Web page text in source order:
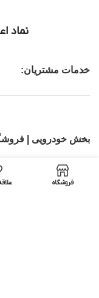
نماد
خدمات مشتریان:
بخش خودرویی |
تجهیزات IT
فروشگاه